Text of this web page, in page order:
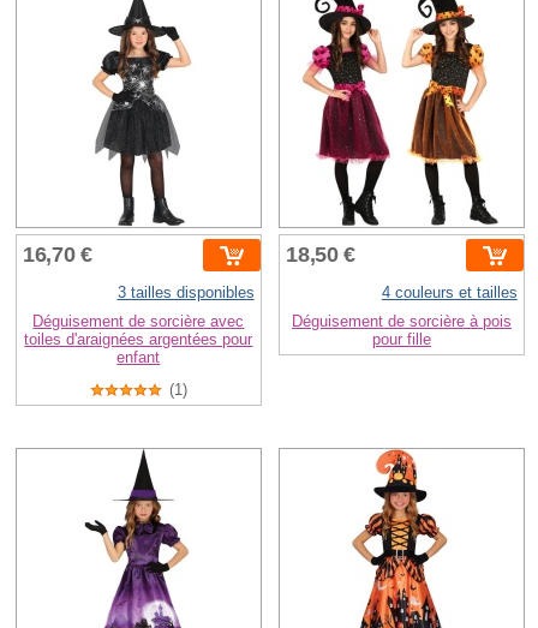
16,70 €
3 tailles disponibles
Déguisement de sorcière avec
toiles d'araignées argentées pour
enfant
(1)
18,50 €
4 couleurs et tailles
Déguisement de sorcière à pois
pour fille